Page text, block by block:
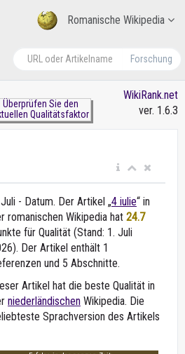
Romanische Wikipedia
Forschung
Überprüfen Sie den
Qualitätsfaktor
WikiRank.net
ver. 1.6.3
- Datum. Der Artikel „4 iulie“ in
romanischen Wikipedia hat 24.7
für Qualität (Stand: 1. Juli
Der Artikel enthält 1
und 5 Abschnitte.
Artikel hat die beste Qualität in
niederländischen Wikipedia. Die
Sprachversion des Artikels